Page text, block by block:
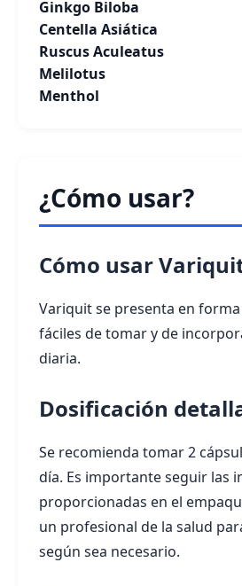
Ginkgo Biloba
Centella Asiática
Ruscus Aculeatus
Melilotus
Menthol
¿Cómo usar?
Cómo usar
Variquit se presenta en forma
fáciles de tomar y de
diaria.
Dosificación
Se recomienda tomar 2
día. Es importante seguir las
proporcionadas en el
un profesional de la salud
según sea necesario.